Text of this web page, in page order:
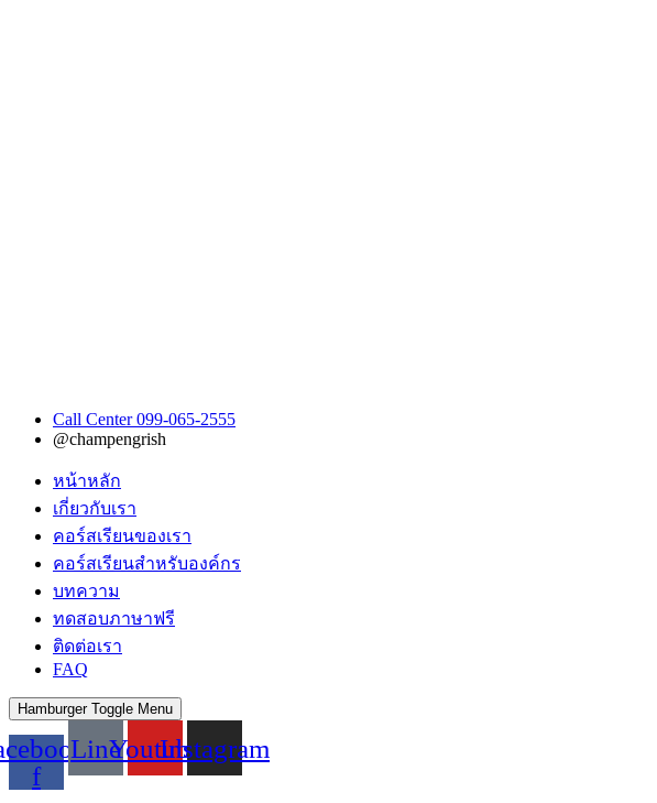
Call Center 099-065-2555
@champengrish
หน้าหลัก
เกี่ยวกับเรา
คอร์สเรียนของเรา
คอร์สเรียนสำหรับองค์กร
บทความ
ทดสอบภาษาฟรี
ติดต่อเรา
FAQ
Hamburger Toggle Menu
f
LineYoutubeInstagram